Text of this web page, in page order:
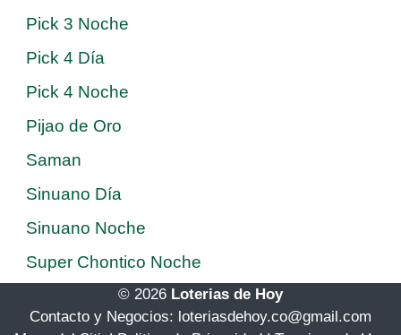
Pick 3 Noche
Pick 4 Día
Pick 4 Noche
Pijao de Oro
Saman
Sinuano Día
Sinuano Noche
Super Chontico Noche
© 2026 Loterias de Hoy
Contacto y Negocios: loteriasdehoy.co@gmail.com